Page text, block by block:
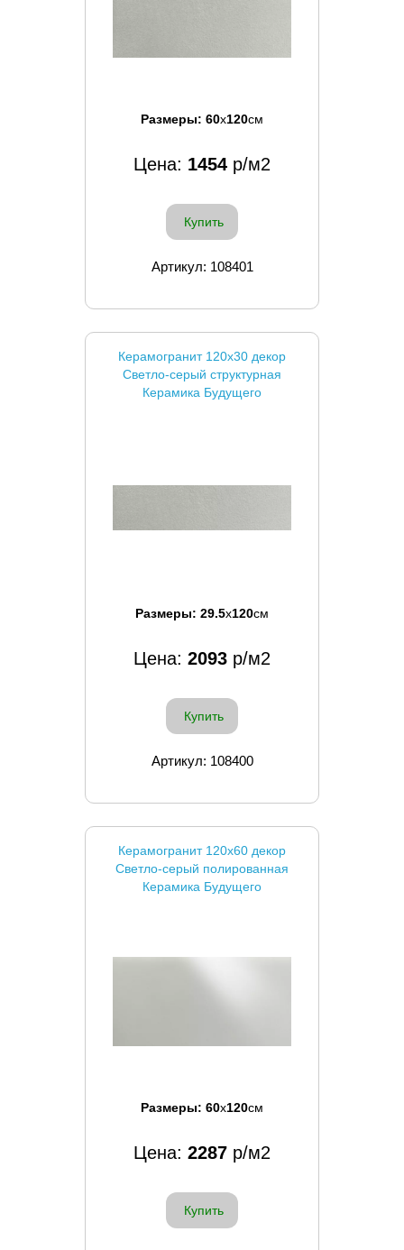
Размеры: 60x120см
Цена: 1454 р/м2
Купить
Артикул: 108401
Керамогранит 120x30 декор
Светло-серый структурная
Керамика Будущего
Размеры: 29.5x120см
Цена: 2093 р/м2
Купить
Артикул: 108400
Керамогранит 120x60 декор
Светло-серый полированная
Керамика Будущего
Размеры: 60x120см
Цена: 2287 р/м2
Купить